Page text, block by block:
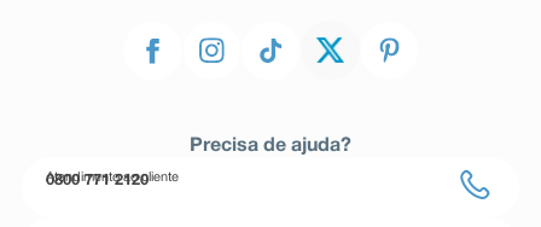
Precisa de ajuda?
Atendimento ao cliente
0800 771 2120